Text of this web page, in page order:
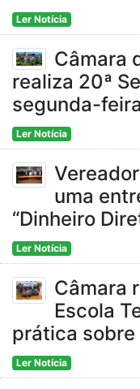
Ler Notícia
Câmara
realiza 20ª
segunda-
Ler Notícia
uma
“Dinheiro
Ler Notícia
Câmara
Escola
prática
Ler Notícia